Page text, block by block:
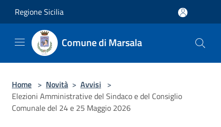
Regione Sicilia
Comune di Marsala
Home > Novità > Avvisi >
Elezioni Amministrative del Sindaco e del Consiglio
Comunale del 24 e 25 Maggio 2026